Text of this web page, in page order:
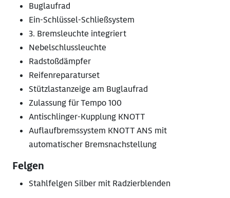
Buglaufrad
Ein-Schlüssel-Schließsystem
3. Bremsleuchte integriert
Nebelschlussleuchte
Radstoßdämpfer
Reifenreparaturset
Stützlastanzeige am Buglaufrad
Zulassung für Tempo 100
Antischlinger-Kupplung KNOTT
Auflaufbremssystem KNOTT ANS mit
automatischer Bremsnachstellung
Felgen
Stahlfelgen Silber mit Radzierblenden